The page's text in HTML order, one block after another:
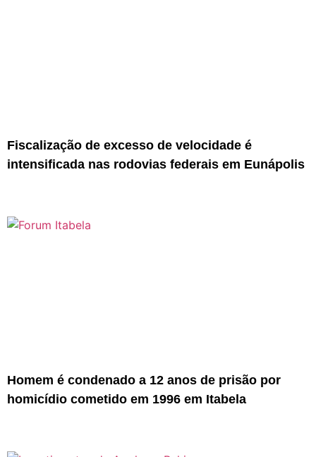
Fiscalização de excesso de velocidade é
intensificada nas rodovias federais em Eunápolis
Homem é condenado a 12 anos de prisão por
homicídio cometido em 1996 em Itabela